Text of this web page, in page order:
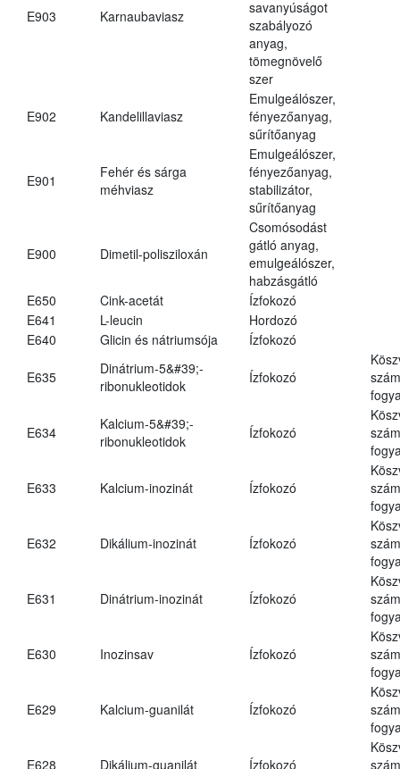
E903 Karnaubaviasz
savanyúságot
szabályozó
anyag,
tömegnövelő
szer
E902 Kandelillaviasz
Emulgeálószer,
fényezőanyag,
sűrítőanyag
E901
Fehér és sárga
méhviasz
Emulgeálószer,
fényezőanyag,
stabilizátor,
sűrítőanyag
E900 Dimetil-polisziloxán
Csomósodást
gátló anyag,
emulgeálószer,
habzásgátló
E650
Cink-acetát
Ízfokozó
E641
L-leucin
Hordozó
E640
Glicin és nátriumsója Ízfokozó
E635
Dinátrium-5&#39;-
ribonukleotidok
Ízfokozó
E634
Kalcium-5&#39;-
ribonukleotidok
Ízfokozó
E633 Kalcium-inozinát Ízfokozó
E632 Dikálium-inozinát Ízfokozó
E631 Dinátrium-inozinát Ízfokozó
E630 Inozinsav Ízfokozó
E629 Kalcium-guanilát Ízfokozó
E628 Dikálium-guanilát Ízfokozó